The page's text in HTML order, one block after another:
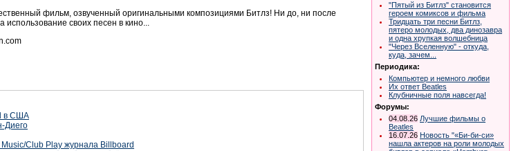
фильм, озвученный оригинальными композициями Битлз! Ни до, ни после
своих песен в кино...
в США
Диего
Club Play журнала Billboard
"Пятый из Битлз" становится
героем комиксов и фильма
Тридцать три песни Битлз,
пятеро молодых, два динозавра
и одна хрупкая волшебница
"Через Вселенную" - откуда,
куда, зачем...
Периодика:
Компьютер и немного любви
Их ответ Beatles
Клубничные поля навсегда!
Форумы:
04.08.26 Лучшие фильмы о
Beatles
16.07.26 Новость "«Би-би-си»
нашла актеров на роли молодых